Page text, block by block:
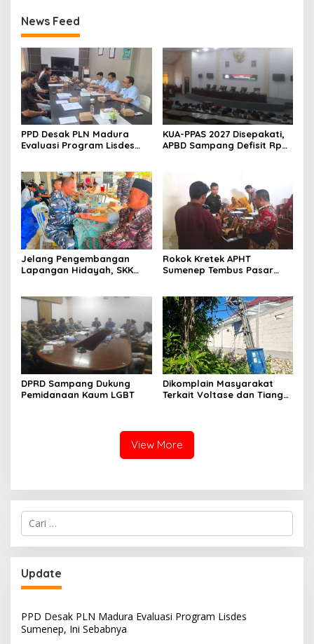
News Feed
PPD Desak PLN Madura
Evaluasi Program Lisdes
KUA-PPAS 2027 Disepakati,
APBD Sampang Defisit Rp
Jelang Pengembangan
Lapangan Hidayah, SKK
Nelayan Sampang
Rokok Kretek APHT
Sumenep Tembus Pasar
DPRD Sampang Dukung
Pemidanaan Kaum LGBT
Dikomplain Masyarakat
Terkait Voltase dan Tiang
View More
Cari
untuk:
Update
PPD Desak PLN Madura Evaluasi Program Lisdes
Sumenep, Ini Sebabnya